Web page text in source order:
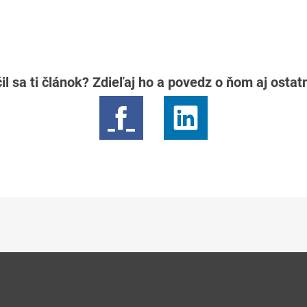
sa ti článok? Zdieľaj ho a povedz o ňom aj